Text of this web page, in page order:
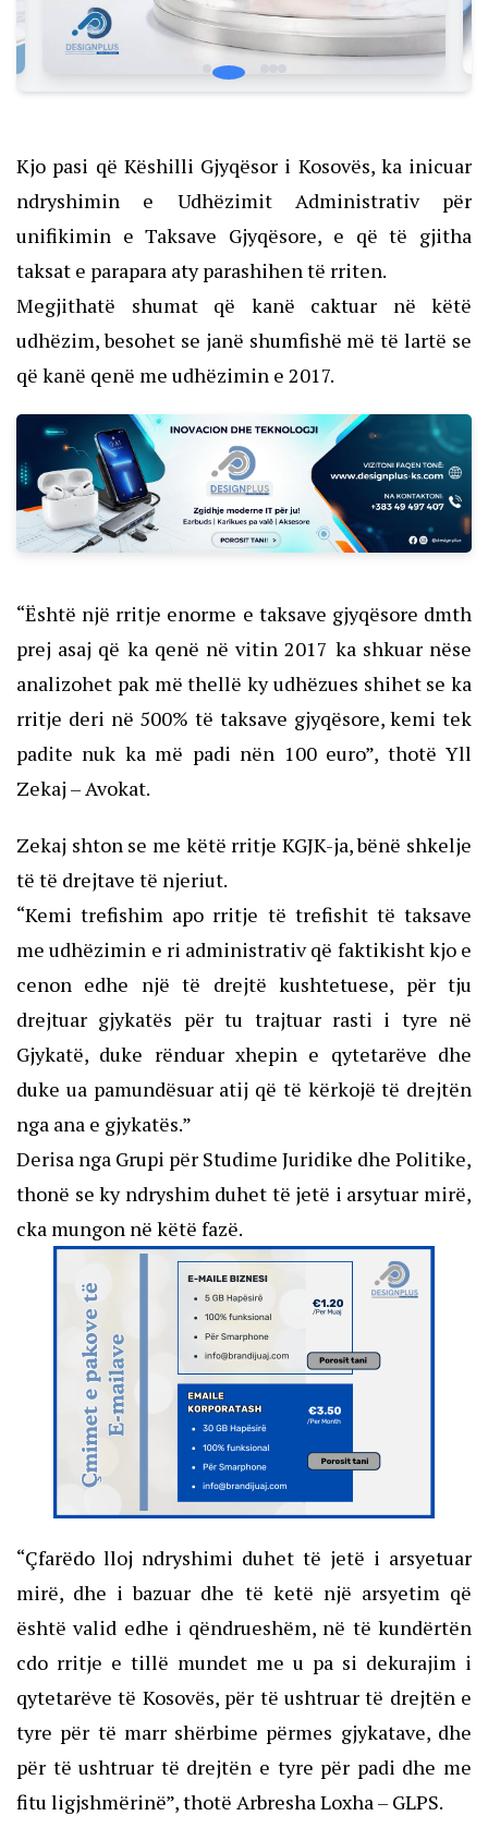
Kjo pasi që Këshilli Gjyqësor i Kosovës, ka inicuar
ndryshimin e Udhëzimit Administrativ për
unifikimin e Taksave Gjyqësore, e që të gjitha
taksat e parapara aty parashihen të rriten.
Megjithatë shumat që kanë caktuar në këtë
udhëzim, besohet se janë shumfishë më të lartë se
që kanë qenë me udhëzimin e 2017.
“Është një rritje enorme e taksave gjyqësore dmth
prej asaj që ka qenë në vitin 2017 ka shkuar nëse
analizohet pak më thellë ky udhëzues shihet se ka
rritje deri në 500% të taksave gjyqësore, kemi tek
padite nuk ka më padi nën 100 euro”, thotë Yll
Zekaj – Avokat.
Zekaj shton se me këtë rritje KGJK-ja, bënë shkelje
të të drejtave të njeriut.
“Kemi trefishim apo rritje të trefishit të taksave
me udhëzimin e ri administrativ që faktikisht kjo e
cenon edhe një të drejtë kushtetuese, për tju
drejtuar gjykatës për tu trajtuar rasti i tyre në
Gjykatë, duke rënduar xhepin e qytetarëve dhe
duke ua pamundësuar atij që të kërkojë të drejtën
nga ana e gjykatës.”
Derisa nga Grupi për Studime Juridike dhe Politike,
thonë se ky ndryshim duhet të jetë i arsytuar mirë,
cka mungon në këtë fazë.
“Çfarëdo lloj ndryshimi duhet të jetë i arsyetuar
mirë, dhe i bazuar dhe të ketë një arsyetim që
është valid edhe i qëndrueshëm, në të kundërtën
cdo rritje e tillë mundet me u pa si dekurajim i
qytetarëve të Kosovës, për të ushtruar të drejtën e
tyre për të marr shërbime përmes gjykatave, dhe
për të ushtruar të drejtën e tyre për padi dhe me
fitu ligjshmërinë”, thotë Arbresha Loxha – GLPS.